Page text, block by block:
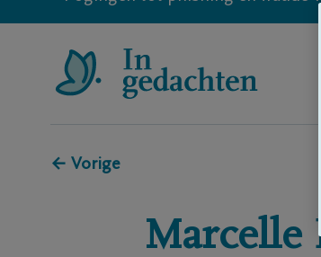
← Vorige
Marcelle